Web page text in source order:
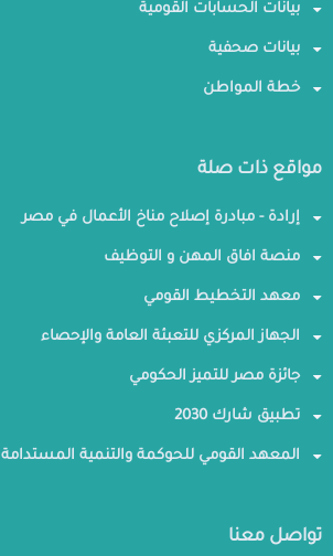
بيانات الحسابات القومية
بيانات صحفية
خطة المواطن
مواقع ذات صلة
إرادة - مبادرة إصلاح مناخ الأعمال في مصر
منصة افاق المهن و التوظيف
معهد التخطيط القومي
الجهاز المركزي للتعبئة العامة والإحصاء
جائزة مصر للتميز الحكومي
تطبيق شارك 2030
المعهد القومي للحوكمة والتنمية المستدامة
تواصل معنا